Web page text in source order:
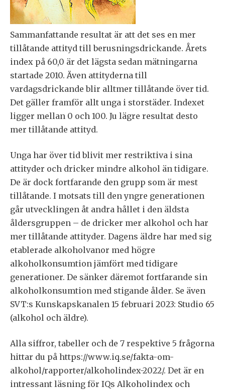
Sammanfattande resultat är att det ses en mer
tillåtande attityd till berusningsdrickande. Årets
index på 60,0 är det lägsta sedan mätningarna
startade 2010. Även attityderna till
vardagsdrickande blir alltmer tillåtande över tid.
Det gäller framför allt unga i storstäder. Indexet
ligger mellan 0 och 100. Ju lägre resultat desto
mer tillåtande attityd.
Unga har över tid blivit mer restriktiva i sina
attityder och dricker mindre alkohol än tidigare.
De är dock fortfarande den grupp som är mest
tillåtande. I motsats till den yngre generationen
går utvecklingen åt andra hållet i den äldsta
åldersgruppen – de dricker mer alkohol och har
mer tillåtande attityder. Dagens äldre har med sig
etablerade alkoholvanor med högre
alkoholkonsumtion jämfört med tidigare
generationer. De sänker däremot fortfarande sin
alkoholkonsumtion med stigande ålder. Se även
SVT:s Kunskapskanalen 15 februari 2023: Studio 65
(alkohol och äldre).
Alla siffror, tabeller och de 7 respektive 5 frågorna
hittar du på https://www.iq.se/fakta-om-
alkohol/rapporter/alkoholindex-2022/. Det är en
intressant läsning för IQs Alkoholindex och